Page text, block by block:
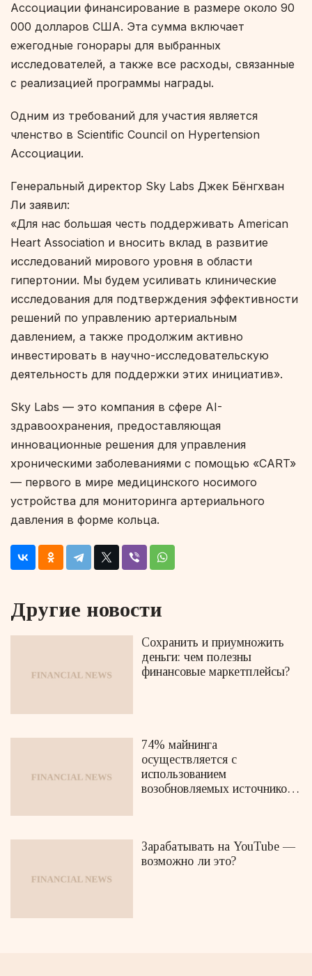
Ассоциации финансирование в размере около 90
000 долларов США. Эта сумма включает
ежегодные гонорары для выбранных
исследователей, а также все расходы, связанные
с реализацией программы награды.
Одним из требований для участия является
членство в Scientific Council on Hypertension
Ассоциации.
Генеральный директор Sky Labs Джек Бёнгхван
Ли заявил:
«Для нас большая честь поддерживать American
Heart Association и вносить вклад в развитие
исследований мирового уровня в области
гипертонии. Мы будем усиливать клинические
исследования для подтверждения эффективности
решений по управлению артериальным
давлением, а также продолжим активно
инвестировать в научно-исследовательскую
деятельность для поддержки этих инициатив».
Sky Labs — это компания в сфере AI-
здравоохранения, предоставляющая
инновационные решения для управления
хроническими заболеваниями с помощью «CART»
— первого в мире медицинского носимого
устройства для мониторинга артериального
давления в форме кольца.
Другие новости
Сохранить и приумножить
деньги: чем полезны
финансовые маркетплейсы?
74% майнинга
осуществляется с
использованием
возобновляемых источников
Зарабатывать на YouTube —
возможно ли это?